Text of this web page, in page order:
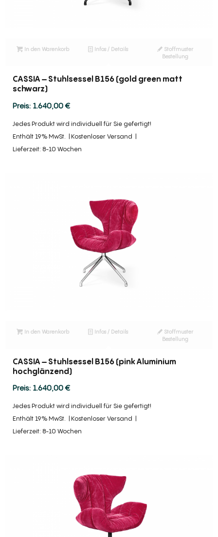
In den Warenkorb Infos / Details
Stoffmuster
Bestellung
CASSIA – Stuhlsessel B156 (gold green matt
schwarz)
1.640,00€
Jedes Produkt wird individuell für Sie gefertigt!
Enthält 19% MwSt.
Kostenloser Versand
Lieferzeit: 8-10 Wochen
In den Warenkorb Infos / Details
Stoffmuster
Bestellung
CASSIA – Stuhlsessel B156 (pink Aluminium
hochglänzend)
1.640,00€
Jedes Produkt wird individuell für Sie gefertigt!
Enthält 19% MwSt.
Kostenloser Versand
Lieferzeit: 8-10 Wochen